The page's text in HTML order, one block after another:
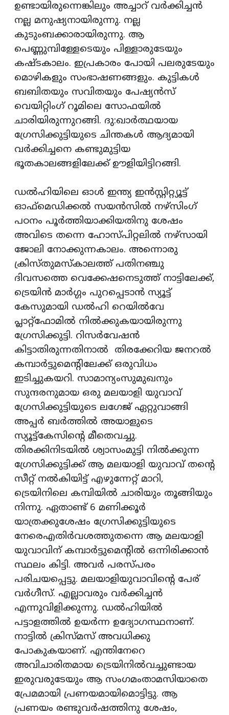
ഉണ്ടായിരുന്നെങ്കിലും അച്ചാറ് വര്‍ക്കിച്ചന്‍
നല്ല മനുഷ്യനായിരുന്നു. നല്ല
കുടുംബക്കാരായിരുന്നു. ആ
പെണ്ണുമ്പിള്ളേടെയും പിള്ളാരുടേയും
കഷ്ടകാലം. ഇപ്രകാരം പോയി പലരുടേയും
മൊഴികളും സംഭാഷണങ്ങളും. കുട്ടികള്‍
ബബിതയും സവിതയും പേഷ്യന്‍സ്
വെയിറ്റിംഗ് റൂമിലെ സോഫയില്‍
ചാരിയിരുന്നുറങ്ങി. ദു:ഖാര്‍ത്ഥയായ
ഗ്രേസിക്കുട്ടിയുടെ ചിന്തകള്‍ ആദ്യമായി
വര്‍ക്കിച്ചനെ കണ്ടുമുട്ടിയ
ഭൂതകാലങ്ങളിലേക്ക് ഊളിയിട്ടിറങ്ങി.
ഡല്‍ഹിയിലെ ഓള്‍ ഇന്ത്യ ഇന്‍സ്റ്റിറ്റ്യൂട്ട്
ഓഫ്‌മെഡിക്കല്‍ സയന്‍സില്‍ നഴ്‌സിംഗ്
പഠനം പൂര്‍ത്തിയാക്കിയതിനു ശേഷം
അവിടെ തന്നെ ഹോസ്പിറ്റലില്‍ നഴ്‌സായി
ജോലി നോക്കുന്നകാലം. അന്നൊരു
ക്രിസ്തുമസ്‌കാലത്ത് പതിനഞ്ചു
ദിവസത്തെ വെക്കേഷനെടുത്ത് നാട്ടിലേക്ക്,
ട്രെയിന്‍ മാര്‍ഗ്ഗം പുറപ്പെടാന്‍ സ്യൂട്ട്
കേസുമായി ഡല്‍ഹി റെയില്‍വേ
പ്ലാറ്റ്‌ഫോമില്‍ നില്‍ക്കുകയായിരുന്നു
ഗ്രേസിക്കുട്ടി. റിസര്‍വേഷന്‍
കിട്ടാതിരുന്നതിനാല്‍ തിരക്കേറിയ ജനറല്‍
കമ്പാര്‍ട്ടുമെന്റിലേക്ക് ഒരുവിധം
ഇടിച്ചുകയറി. സാമാന്യംസുമുഖനും
സുന്ദരനുമായ ഒരു മലയാളി യുവാവ്
ഗ്രേസിക്കുട്ടിയുടെ ലഗേജ് ഏറ്റുവാങ്ങി
അപ്പര്‍ ബര്‍ത്തില്‍ അയാളുടെ
സ്യൂട്ട്‌കേസിന്റെ മീതെവച്ചു.
തിരക്കിനിടയില്‍ ശ്വാസംമുട്ടി നില്‍ക്കുന്ന
ഗ്രേസിക്കുട്ടിക്ക് ആ മലയാളി യുവാവ് തന്റെ
സീറ്റ് നല്‍കിയിട്ട് എഴുന്നേറ്റ് മാറി,
ട്രെയിനിലെ കമ്പിയില്‍ ചാരിയും തൂങ്ങിയും
നിന്നു. ഏതാണ്ട് 6 മണിക്കൂര്‍
യാത്രക്കുശേഷം ഗ്രേസിക്കുട്ടിയുടെ
നേരെഎതിര്‍വശത്തുതന്നെ ആ മലയാളി
യുവാവിന് കമ്പാര്‍ട്ടുമെന്റില്‍ ഒന്നിരിക്കാന്‍
സ്ഥലം കിട്ടി. അവര്‍ പരസ്പരം
പരിചയപ്പെട്ടു. മലയാളിയുവാവിന്റെ പേര്
വര്‍ഗീസ്. എല്ലാവരും വര്‍ക്കിച്ചന്‍
എന്നുവിളിക്കുന്നു. ഡല്‍ഹിയില്‍
പട്ടാളത്തില്‍ ഉയര്‍ന്ന ഉദ്യോഗസ്ഥനാണ്.
നാട്ടില്‍ ക്രിസ്മസ് അവധിക്കു
പോകുകയാണ്. എന്തിനേറെ
അവിചാരിതമായ ട്രെയിനില്‍വച്ചുണ്ടായ
ഇരുവരുടേയും ആ സംഗമംതാമസിയാതെ
പ്രേമമായി പ്രണയമായിമൊട്ടിട്ടു. ആ
പ്രണയം രണ്ടുവര്‍ഷത്തിനു ശേഷം,